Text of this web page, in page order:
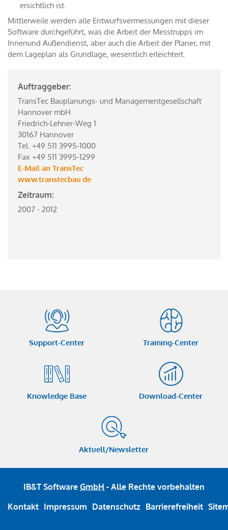
ersichtlich ist.
Mittlerweile werden alle Entwurfsvermessungen mit dieser
Software durchgeführt, was die Arbeit der Messtrupps im
Innenund Außendienst, aber auch die Arbeit der Planer, mit
dem Lageplan als Grundlage, wesentlich erleichtert.
Auftraggeber:
TransTec Bauplanungs- und Managementgesellschaft
Hannover mbH
Friedrich-Lehner-Weg 1
30167 Hannover
Tel. +49 511 3995-1000
Fax +49 511 3995-1299
E-Mail an TransTec
www.transtecbau.de
Zeitraum:
2007 - 2012
Support-Center Training-Center
Knowledge Base Download-Center
Aktuell/Newsletter
IB&T Software GmbH - Alle Rechte vorbehalten
Kontakt Impressum Datenschutz Barrierefreiheit